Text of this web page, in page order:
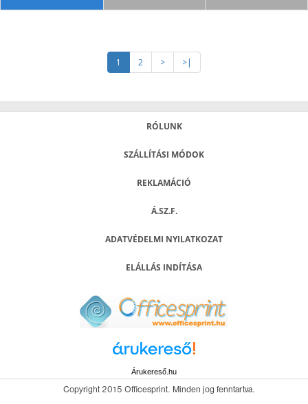
1 2 > >|
RÓLUNK
SZÁLLÍTÁSI MÓDOK
REKLAMÁCIÓ
Á.SZ.F.
ADATVÉDELMI NYILATKOZAT
ELÁLLÁS INDÍTÁSA
Árukereső.hu
Copyright 2015 Officesprint. Minden jog fenntartva.